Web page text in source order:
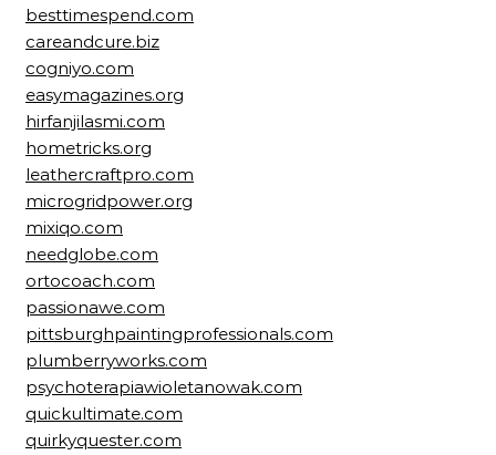
besttimespend.com
careandcure.biz
cogniyo.com
easymagazines.org
hirfanjilasmi.com
hometricks.org
leathercraftpro.com
microgridpower.org
mixiqo.com
needglobe.com
ortocoach.com
passionawe.com
pittsburghpaintingprofessionals.com
plumberryworks.com
psychoterapiawioletanowak.com
quickultimate.com
quirkyquester.com